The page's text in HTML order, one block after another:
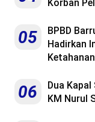
Korban
05
BPBD
Hadirkan
06
Dua
KM Nurul